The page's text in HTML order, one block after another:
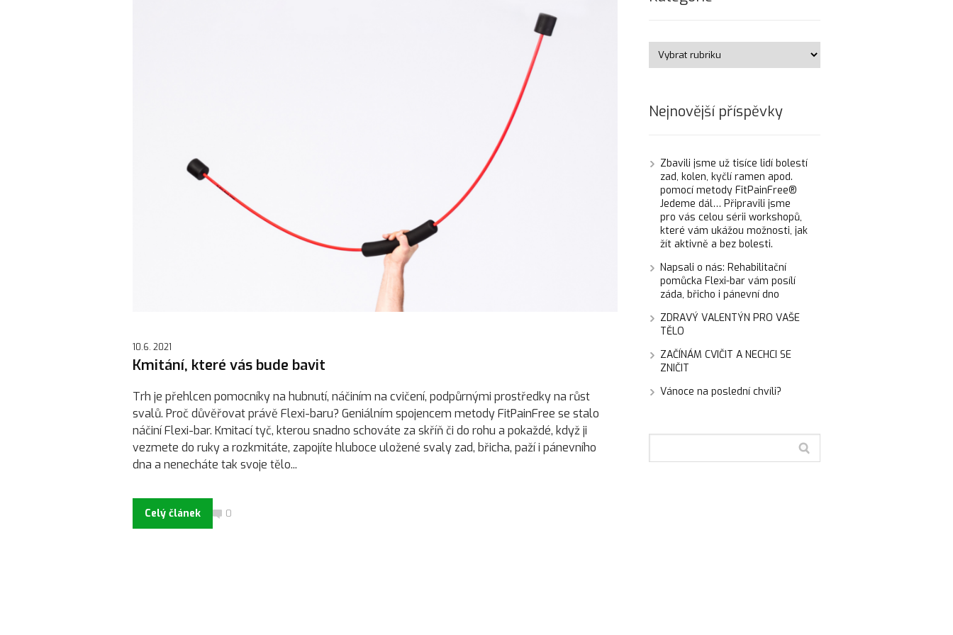
10.6. 2021
Kmitání, které vás bude bavit
Trh je přehlcen pomocníky na hubnutí, náčiním na cvičení, podpůrnými prostředky na růst
svalů. Proč důvěřovat právě Flexi-baru? Geniálním spojencem metody FitPainFree se stalo
náčiní Flexi-bar. Kmitací tyč, kterou snadno schováte za skříň či do rohu a pokaždé, když ji
vezmete do ruky a rozkmitáte, zapojíte hluboce uložené svaly zad, břicha, paží i pánevního
dna a nenecháte tak svoje tělo...
Celý článek 0
Nejnovější příspěvky
Zbavili jsme už tisíce lidí bolestí
zad, kolen, kyčlí ramen apod.
pomocí metody FitPainFree®
Jedeme dál… Připravili jsme
pro vás celou sérii workshopů,
které vám ukážou možnosti, jak
žít aktivně a bez bolesti.
Napsali o nás: Rehabilitační
pomůcka Flexi-bar vám posílí
záda, břicho i pánevní dno
ZDRAVÝ VALENTÝN PRO VAŠE
TĚLO
ZAČÍNÁM CVIČIT A NECHCI SE
ZNIČIT
Vánoce na poslední chvíli?